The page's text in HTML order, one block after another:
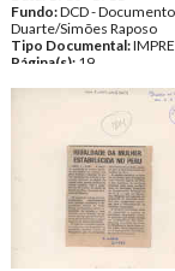
Fundo:DCD -
Duarte/Simões Raposo
Tipo Documental:
Página(s): 19